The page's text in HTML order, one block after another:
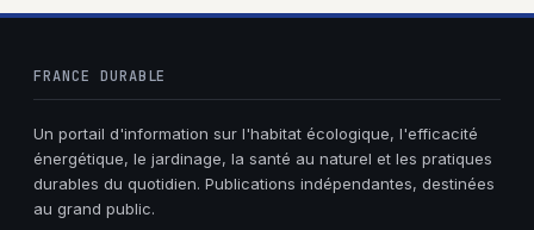
FRANCE DURABLE
Un portail d'information sur l'habitat écologique, l'efficacité
énergétique, le jardinage, la santé au naturel et les pratiques
durables du quotidien. Publications indépendantes, destinées
au grand public.